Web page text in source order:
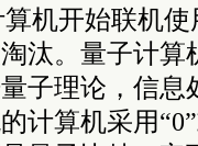
机开始联机
汰。量子计
子理论，信息
计算机采用